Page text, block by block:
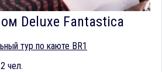
Deluxe Fantastica
тур по каюте BR1
чел.